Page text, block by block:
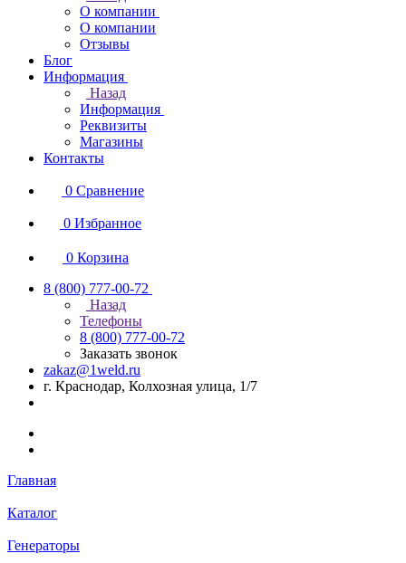
О компании
О компании
Отзывы
Блог
Информация
Назад
Информация
Реквизиты
Магазины
Контакты
0 Сравнение
0 Избранное
0 Корзина
8 (800) 777-00-72
Назад
Телефоны
8 (800) 777-00-72
Заказать звонок
zakaz@1weld.ru
г. Краснодар, Колхозная улица, 1/7
Главная
Каталог
Генераторы